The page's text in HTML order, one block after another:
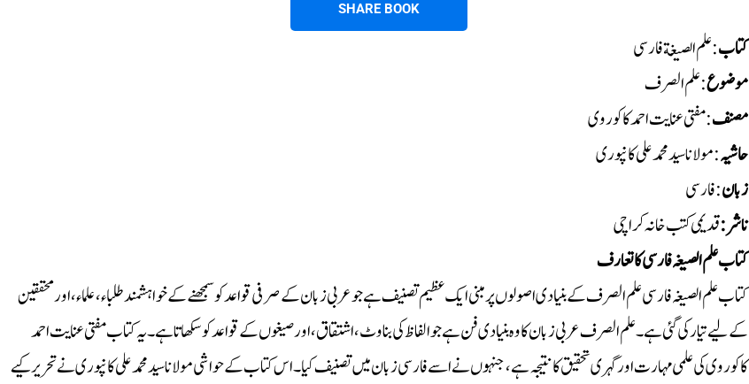
SHARE BOOK
کتاب: علم الصیغة فارسی
موضوع:علم الصرف
مصنف: مفتی عنایت احمد کاکوروی
حاشیہ:مولانا سید محمد علی کانپوری
زبان: فارسی
ناشر :قدیمی کتب خانہ کراچی
کتاب علم الصیغہ فارسی کا تعارف
کتاب علم الصیغہ فارسی علم الصرف کے بنیادی اصولوں پر مبنی ایک عظیم تصنیف ہے جو عربی زبان کے صرفی قواعد کو سمجھنے کے خواہشمند طلباء، علماء، اور محققین
کے لیے تیار کی گئی ہے۔ علم الصرف عربی زبان کا وہ بنیادی فن ہے جو الفاظ کی بناوٹ، اشتقاق، اور صیغوں کے قواعد کو سکھاتا ہے۔ یہ کتاب مفتی عنایت احمد
کاکوروی کی علمی مہارت اور گہری تحقیق کا نتیجہ ہے، جنہوں نے اسے فارسی زبان میں تصنیف کیا۔ اس کتاب کے حواشی مولانا سید محمد علی کانپوری نے تحریر کیے